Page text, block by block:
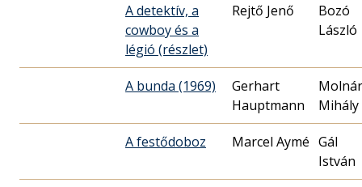
A detektív, a
cowboy és a
légió (részlet)
Rejtő Jenő
Bozó
László
A bunda (1969)
Gerhart
Hauptmann
Molnár
Mihály
A festődoboz Marcel Aymé Gál
István